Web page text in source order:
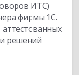
ИТС)
фирмы 1С.
аттестованных
решений